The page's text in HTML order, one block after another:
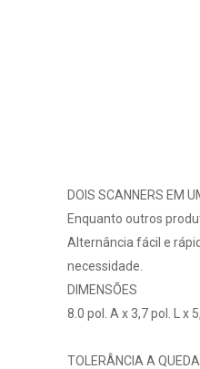
DOIS SCANNERS EM
Enquanto outros
Alternância fácil e
necessidade.
DIMENSÕES
8.0 pol. A x 3,7 pol. L x
TOLERÂNCIA A QUEDA